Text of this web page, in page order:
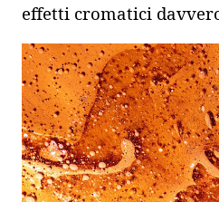
effetti cromatici